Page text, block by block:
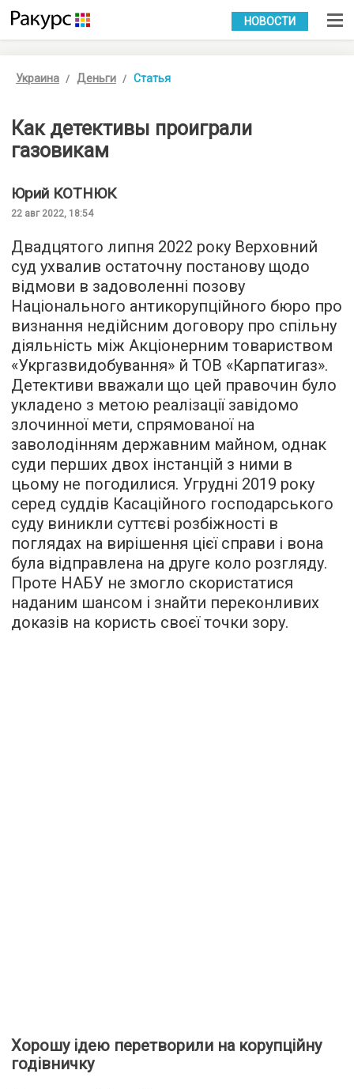
УКР РУС
НОВОСТИ
Украина Деньги Статья
Как детективы проиграли
газовикам
Юрий КОТНЮК
22 авг 2022, 18:54
Двадцятого липня 2022 року Верховний
суд ухвалив остаточну постанову щодо
відмови в задоволенні позову
Національного антикорупційного бюро про
визнання недійсним договору про спільну
діяльність між Акціонерним товариством
«Укргазвидобування» й ТОВ «Карпатигаз».
Детективи вважали що цей правочин було
укладено з метою реалізації завідомо
злочинної мети, спрямованої на
заволодінням державним майном, однак
суди перших двох інстанцій з ними в
цьому не погодилися. Угрудні 2019 року
серед суддів Касаційного господарського
суду виникли суттєві розбіжності в
поглядах на вирішення цієї справи і вона
була відправлена на друге коло розгляду.
Проте НАБУ не змогло скористатися
наданим шансом і знайти переконливих
доказів на користь своєї точки зору.
Хорошу ідею перетворили на корупційну
годівничку